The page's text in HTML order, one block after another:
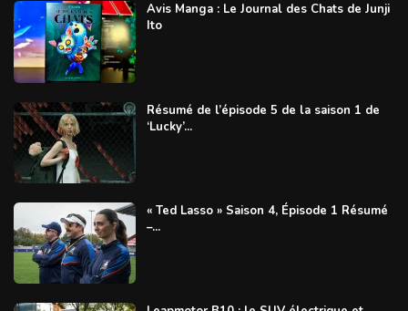
Avis Manga : Le Journal des Chats de Junji
Ito
Résumé de l’épisode 5 de la saison 1 de
‘Lucky’...
« Ted Lasso » Saison 4, Épisode 1 Résumé
–...